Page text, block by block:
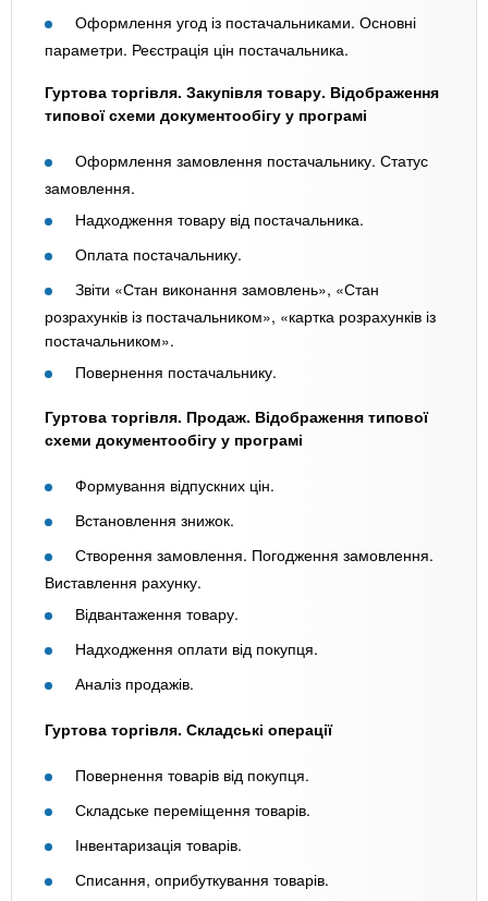
Оформлення угод із постачальниками. Основні
параметри. Реєстрація цін постачальника.
Гуртова торгівля. Закупівля товару. Відображення
типової схеми документообігу у програмі
Оформлення замовлення постачальнику. Статус
замовлення.
Надходження товару від постачальника.
Оплата постачальнику.
Звіти «Стан виконання замовлень», «Стан
розрахунків із постачальником», «картка розрахунків із
постачальником».
Повернення постачальнику.
Гуртова торгівля. Продаж. Відображення типової
схеми документообігу у програмі
Формування відпускних цін.
Встановлення знижок.
Створення замовлення. Погодження замовлення.
Виставлення рахунку.
Відвантаження товару.
Надходження оплати від покупця.
Аналіз продажів.
Гуртова торгівля. Складські операції
Повернення товарів від покупця.
Складське переміщення товарів.
Інвентаризація товарів.
Списання, оприбуткування товарів.